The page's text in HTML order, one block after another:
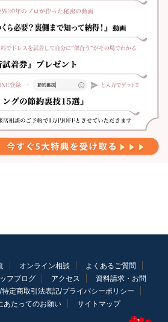
オンライン相談
よくあるご質問
フブログ アクセス
資料請求・お問
定商取引法表記/プライバシーポリシー
あたってのお願い
サイトマップ